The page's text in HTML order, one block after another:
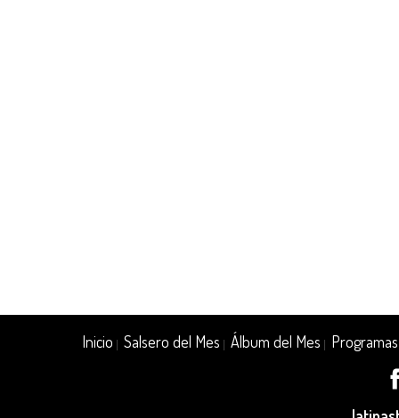
Inicio |Salsero del Mes |Álbum del Mes Programas